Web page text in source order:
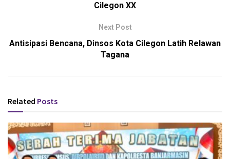
Cilegon XX
Next Post
Antisipasi Bencana, Dinsos Kota Cilegon Latih Relawan
Tagana
Related Posts